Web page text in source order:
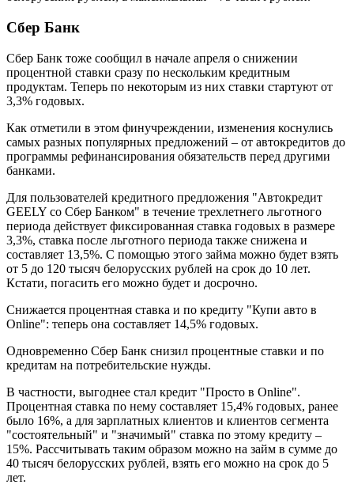
Сбер Банк
Сбер Банк тоже сообщил в начале апреля о снижении
процентной ставки сразу по нескольким кредитным
продуктам. Теперь по некоторым из них ставки стартуют от
3,3% годовых.
Как отметили в этом финучреждении, изменения коснулись
самых разных популярных предложений – от автокредитов до
программы рефинансирования обязательств перед другими
банками.
Для пользователей кредитного предложения "Автокредит
GEELY со Сбер Банком" в течение трехлетнего льготного
периода действует фиксированная ставка годовых в размере
3,3%, ставка после льготного периода также снижена и
составляет 13,5%. С помощью этого займа можно будет взять
от 5 до 120 тысяч белорусских рублей на срок до 10 лет.
Кстати, погасить его можно будет и досрочно.
Снижается процентная ставка и по кредиту "Купи авто в
Online": теперь она составляет 14,5% годовых.
Одновременно Сбер Банк снизил процентные ставки и по
кредитам на потребительские нужды.
В частности, выгоднее стал кредит "Просто в Online".
Процентная ставка по нему составляет 15,4% годовых, ранее
было 16%, а для зарплатных клиентов и клиентов сегмента
"состоятельный" и "значимый" ставка по этому кредиту –
15%. Рассчитывать таким образом можно на займ в сумме до
40 тысяч белорусских рублей, взять его можно на срок до 5
лет.